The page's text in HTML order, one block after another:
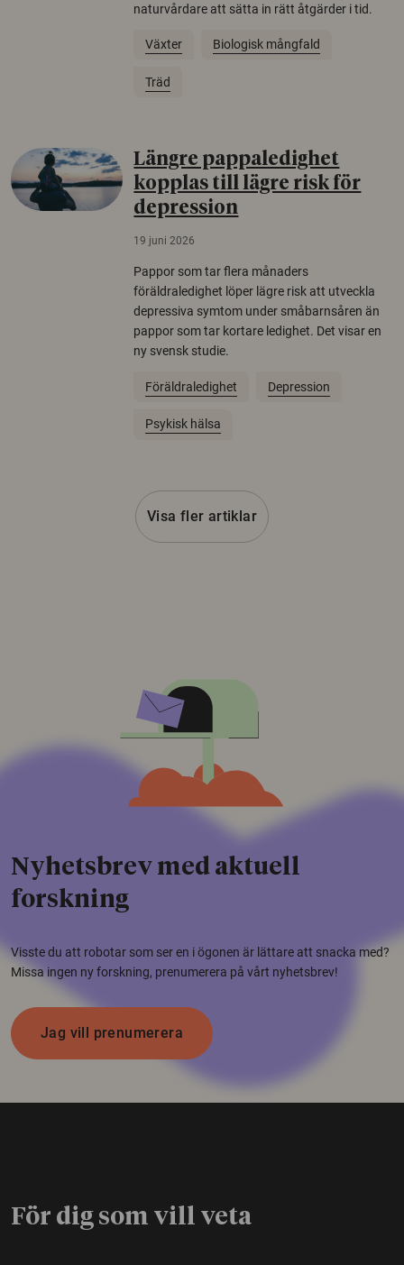
naturvårdare att sätta in rätt åtgärder i tid.
Växter Biologisk mångfald
Träd
Längre pappaledighet
kopplas till lägre risk för
depression
19 juni 2026
Pappor som tar flera månaders
föräldraledighet löper lägre risk att utveckla
depressiva symtom under småbarnsåren än
pappor som tar kortare ledighet. Det visar en
ny svensk studie.
Föräldraledighet Depression
Psykisk hälsa
Visa fler artiklar
Nyhetsbrev med aktuell
forskning
Visste du att robotar som ser en i ögonen är lättare att snacka med?
Missa ingen ny forskning, prenumerera på vårt nyhetsbrev!
Jag vill prenumerera
För dig som vill veta